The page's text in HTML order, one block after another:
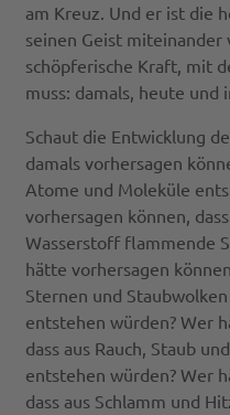
am Kreuz. Und er ist die
seinen Geist
schöpferische Kraft, mit
muss: damals, heute und
Schaut die Entwicklung
damals vorhersagen
Atome und Moleküle
vorhersagen können,
Wasserstoff flammende
hätte vorhersagen
Sternen und
entstehen würden? Wer
dass aus Rauch, Staub
entstehen würden? Wer
dass aus Schlamm und